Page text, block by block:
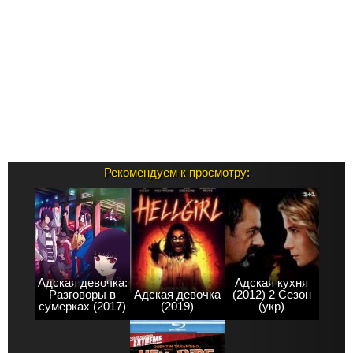
Рекомендуем к просмотру:
Адская девочка:
Разговоры в
сумерках (2017)
Адская девочка
(2019)
Адская кухня
(2012) 2 Сезон
(укр)